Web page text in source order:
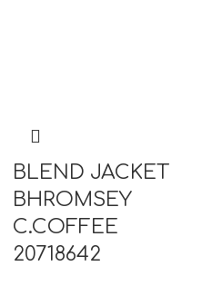
BLEND JACKET
BHROMSEY
C.COFFEE
20718642